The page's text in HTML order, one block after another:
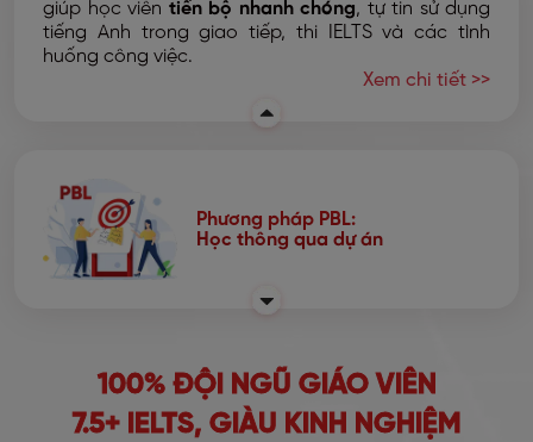
giúp học viên tiến bộ nhanh chóng, tự tin sử dụng
tiếng Anh trong giao tiếp, thi IELTS và các tình
huống công việc.
Xem chi tiết >>
Phương pháp PBL:
Học thông qua dự án
100% ĐỘI NGŨ GIÁO VIÊN
7.5+ IELTS, GIÀU KINH NGHIỆM